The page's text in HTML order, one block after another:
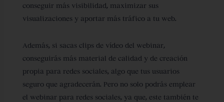
conseguir más visibilidad, maximizar sus
visualizaciones y aportar más tráfico a tu web.
Además, si sacas clips de vídeo del webinar,
conseguirás más material de calidad y de creación
propia para redes sociales, algo que tus usuarios
seguro que agradecerán. Pero no solo podrás emplear
el webinar para redes sociales, ya que, este también te